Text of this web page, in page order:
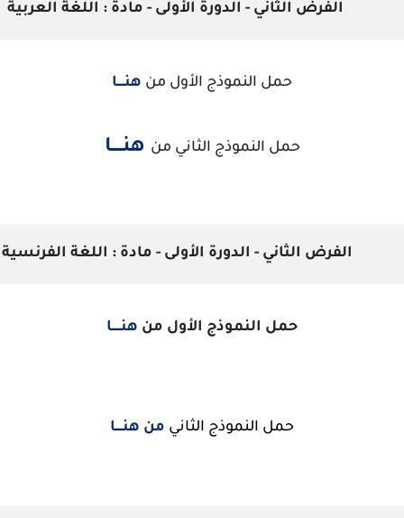
الفرض الثاني - الدورة الأولى - مادة : اللغة العربية
حمل النموذج الأول من هنــــا
حمل النموذج الثاني من هنــــا
الفرض الثاني - الدورة الأولى - مادة : اللغة
حمل النموذج الأول من هنـــــا
حمل النموذج الثاني من هنــــا